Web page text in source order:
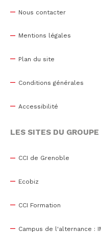
Nous contacter
Mentions légales
Plan du site
Conditions générales
Accessibilité
LES SITES DU
CCI de Grenoble
Ecobiz
CCI Formation
Campus de l'alternance :